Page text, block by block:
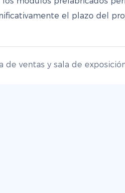
el plazo del